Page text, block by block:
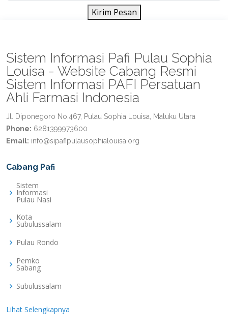
Kirim Pesan
Sistem Informasi Pafi Pulau Sophia
Louisa - Website Cabang Resmi
Sistem Informasi PAFI Persatuan
Ahli Farmasi Indonesia
Jl. Diponegoro No.467, Pulau Sophia Louisa, Maluku Utara
Phone: 6281399973600
Email: info@sipafipulausophialouisa.org
Cabang Pafi
Sistem
Informasi
Pulau Nasi
Kota
Subulussalam
Pulau Rondo
Pemko
Sabang
Subulussalam
Lihat Selengkapnya